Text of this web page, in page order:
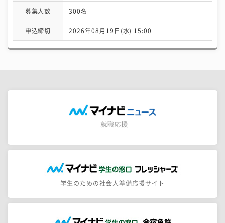
募集人数 300名
申込締切 2026年08月19日(水) 15:00
学生のための社会人準備応援サイト